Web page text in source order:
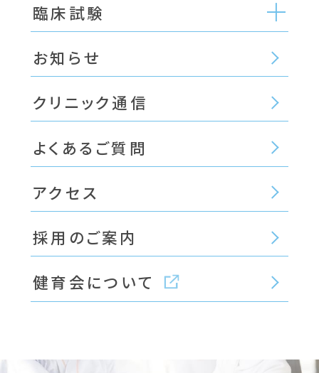
臨床試験
お知らせ
クリニック通信
よくあるご質問
アクセス
採用のご案内
健育会について